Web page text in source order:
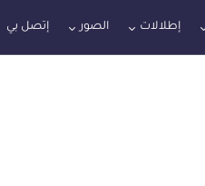
إطلالات الصور إتصل بي